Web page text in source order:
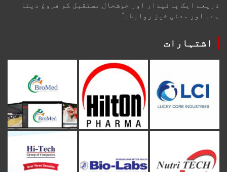
ذریعے ایک پائیدار اور خوشحال مستقبل کو فروغ دیتا
ہے۔ اور معنی خیز روابط۔"
اشتہارات